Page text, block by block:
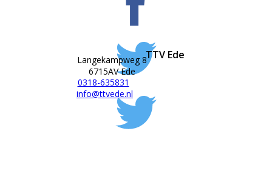
TTV Ede
Langekampweg 8
6715AV Ede
0318-635831
info@ttvede.nl